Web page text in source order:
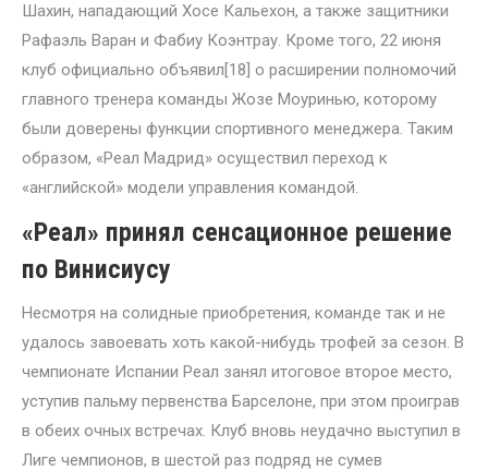
Шахин, нападающий Хосе Кальехон, а также защитники
Рафаэль Варан и Фабиу Коэнтрау. Кроме того, 22 июня
клуб официально объявил[18] о расширении полномочий
главного тренера команды Жозе Моуринью, которому
были доверены функции спортивного менеджера. Таким
образом, «Реал Мадрид» осуществил переход к
«английской» модели управления командой.
«Реал» принял сенсационное решение
по Винисиусу
Несмотря на солидные приобретения, команде так и не
удалось завоевать хоть какой-нибудь трофей за сезон. В
чемпионате Испании Реал занял итоговое второе место,
уступив пальму первенства Барселоне, при этом проиграв
в обеих очных встречах. Клуб вновь неудачно выступил в
Лиге чемпионов, в шестой раз подряд не сумев